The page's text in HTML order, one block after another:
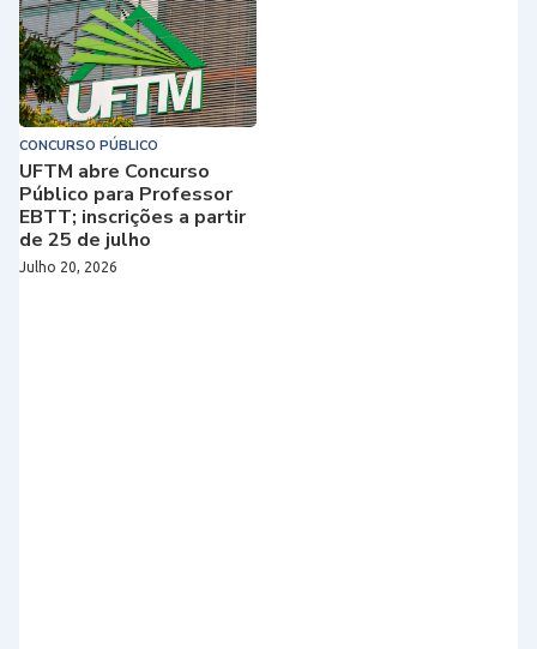
CONCURSO PÚBLICO
UFTM abre Concurso
Público para Professor
EBTT; inscrições a partir
de 25 de julho
Julho 20, 2026